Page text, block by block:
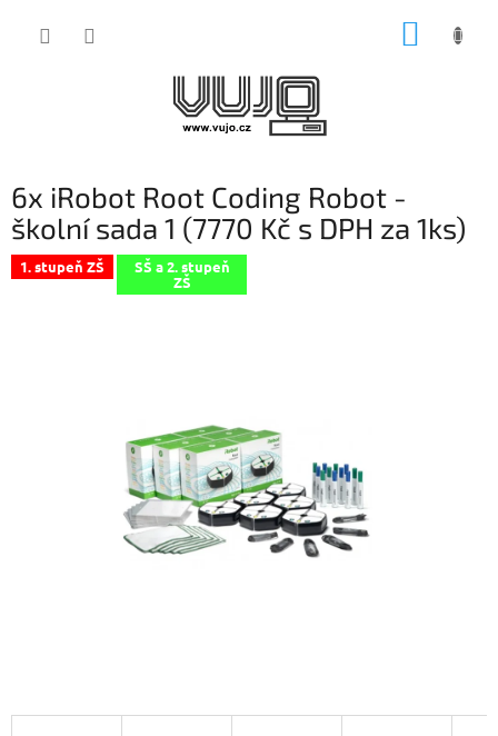
6x iRobot Root Coding Robot -
školní sada 1 (7770 Kč s DPH za 1ks)
1. stupeň ZŠ
SŠ a 2. stupeň
ZŠ